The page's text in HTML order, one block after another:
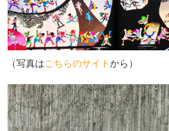
（写真はこちらのサイト から）